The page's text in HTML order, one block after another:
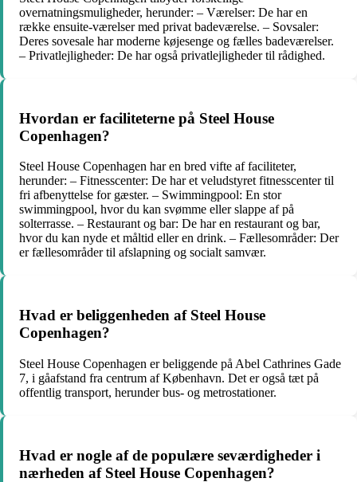
overnatningsmuligheder, herunder: – Værelser: De har en
række ensuite-værelser med privat badeværelse. – Sovsaler:
Deres sovesale har moderne køjesenge og fælles badeværelser.
– Privatlejligheder: De har også privatlejligheder til rådighed.
Hvordan er faciliteterne på Steel House
Copenhagen?
Steel House Copenhagen har en bred vifte af faciliteter,
herunder: – Fitnesscenter: De har et veludstyret fitnesscenter til
fri afbenyttelse for gæster. – Swimmingpool: En stor
swimmingpool, hvor du kan svømme eller slappe af på
solterrasse. – Restaurant og bar: De har en restaurant og bar,
hvor du kan nyde et måltid eller en drink. – Fællesområder: Der
er fællesområder til afslapning og socialt samvær.
Hvad er beliggenheden af Steel House
Copenhagen?
Steel House Copenhagen er beliggende på Abel Cathrines Gade
7, i gåafstand fra centrum af København. Det er også tæt på
offentlig transport, herunder bus- og metrostationer.
Hvad er nogle af de populære seværdigheder i
nærheden af Steel House Copenhagen?